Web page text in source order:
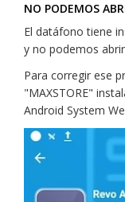
NO PODEMOS
El datáfono tiene
y no podemos
Para corregir ese
"MAXSTORE"
Android System